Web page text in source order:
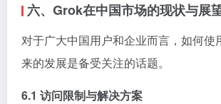
六、Grok在中国市场的现状与展
对于广大中国用户和企业而言，如何使
来的发展是备受关注的话题。
6.1 访问限制与解决方案